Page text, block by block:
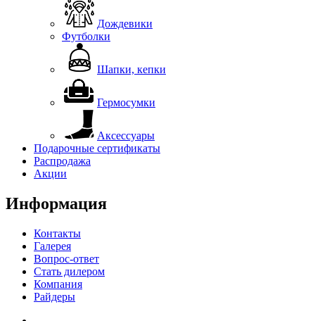
Дождевики
Футболки
Шапки, кепки
Гермосумки
Аксессуары
Подарочные сертификаты
Распродажа
Акции
Информация
Контакты
Галерея
Вопрос-ответ
Стать дилером
Компания
Райдеры